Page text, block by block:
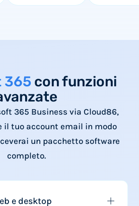
365 con funzioni
365 Business via Cloud86,
il tuo account email in modo
un pacchetto software
completo.
e desktop